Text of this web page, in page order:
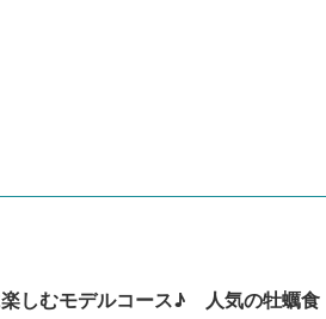
しむモデルコース♪ 人気の牡蠣食